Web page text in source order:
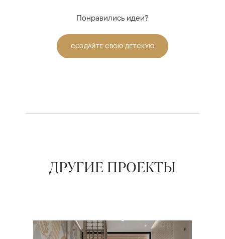
Понравились идеи?
СОЗДАЙТЕ СВОЮ ДЕТСКУЮ
ДРУГИЕ ПРОЕКТЫ